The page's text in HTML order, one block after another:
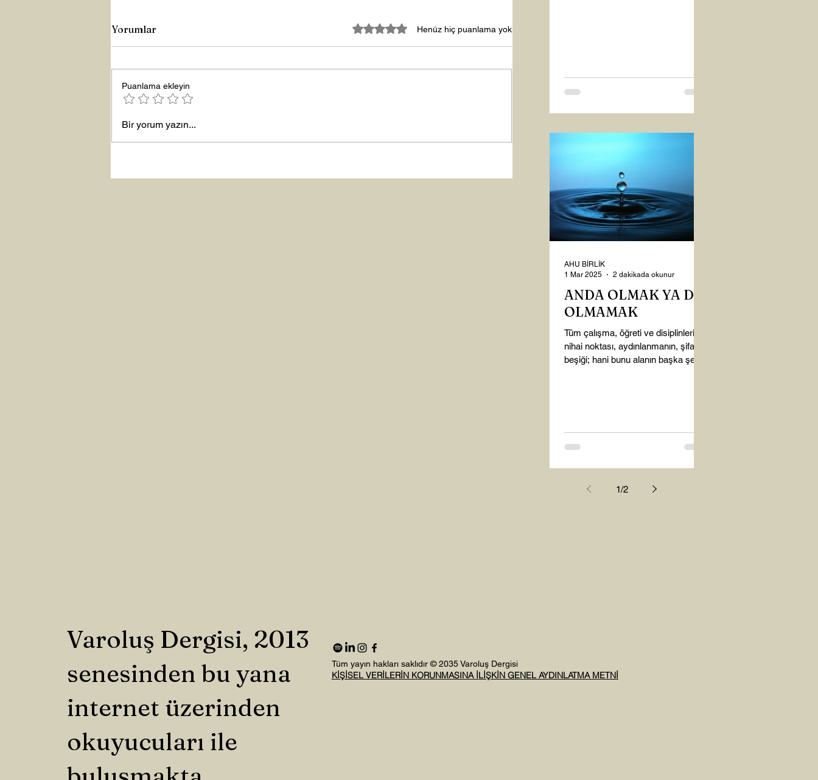
Yeni Yıla Merhaba
Yorumlar 5 üzerinden 0 yıldızHenüz hiç puanlama yok
Puanlama ekleyin
Bir yorum yazın...
ANDA OLMAK YA DA
OLMAMAK
Tüm çalışma, öğreti ve disiplinlerin
nihai noktası, aydınlanmanın, şifanın
beşiği; hani bunu alanın başka şey
AHU BİRLİK
1 Mar 2025
2 dakikada okunur
1/2
Varoluş Dergisi, 2013
senesinden bu yana
internet üzerinden
okuyucuları ile
Tüm yayın hakları saklıdır © 2035 Varoluş Dergisi
KİŞİSEL VERİLERİN KORUNMASINA İLİŞKİN GENEL AYDINLATMA METNİ